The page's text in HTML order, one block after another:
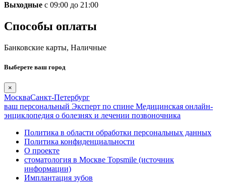
Выходные c 09:00 до 21:00
Способы оплаты
Банковские карты, Наличные
Выберете ваш город
×
МоскваСанкт-Петербург
ваш персональный Эксперт по спине Медицинская онлайн-
энциклопедия о болезнях и лечении позвоночника
Политика в области обработки персональных данных
Политика конфиденциальности
О проекте
стоматология в Москве Topsmile (источник
информации)
Имплантация зубов